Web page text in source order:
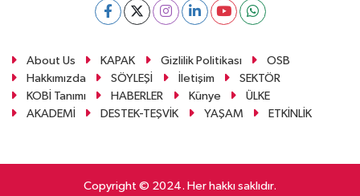
About Us KAPAK Gizlilik Politikası
OSB
Hakkımızda
SÖYLEŞİ İletişim
SEKTÖR
KOBİ Tanımı
HABERLER Künye
ÜLKE
AKADEMİ
DESTEK-TEŞVİK YAŞAM ETKİNLİK
Copyright © 2024. Her hakkı saklıdır.